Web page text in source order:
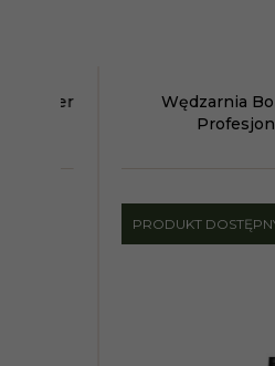
Wędzarnia
PRODUKT DOSTĘPNY!